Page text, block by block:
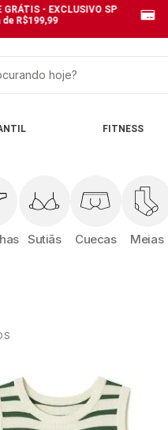
GRÁTIS - EXCLUSIVO SP
R$199,99
FITNESS
Sutiãs Cuecas Meias